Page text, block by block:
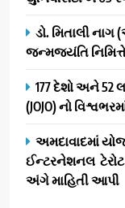
ડો. મિતાલી નાગ
જન્મજયંતિ
177 દેશો અને 52
(JOJO) નો
અમદાવાદમાં
ઈન્ટરનેશનલ ટેરોટ
અંગે માહિતી આપી